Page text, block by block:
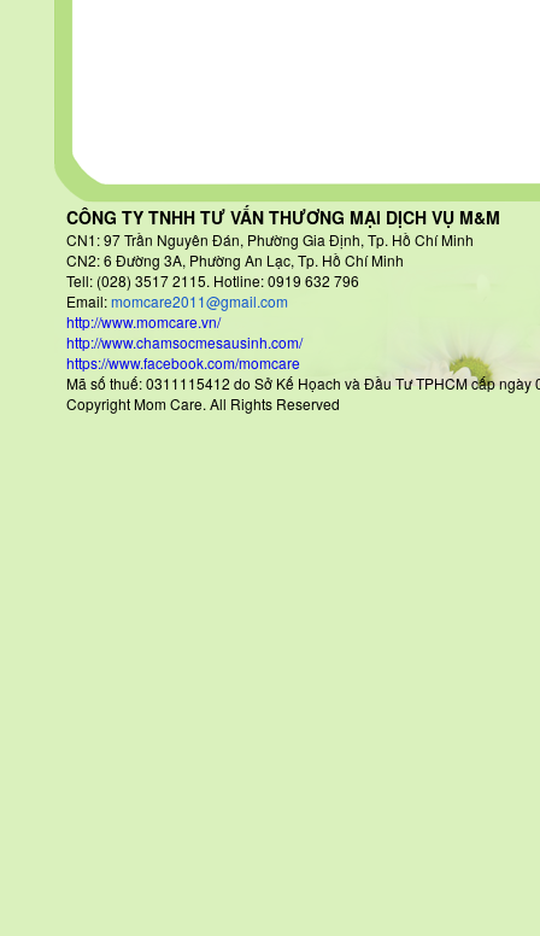
CÔNG TY TNHH TƯ VẤN THƯƠNG MẠI DỊCH VỤ M&M
CN1: 97 Trần Nguyên Đán, Phường Gia Định, Tp. Hồ Chí Minh
CN2: 6 Đường 3A, Phường An Lạc, Tp. Hồ Chí Minh
Tell: (028) 3517 2115. Hotline: 0919 632 796
Email:momcare2011@gmail.com
http://www.momcare.vn/
http://www.chamsocmesausinh.com/
https://www.facebook.com/momcare
Mã số thuế: 0311115412 do Sở Kế Họach và Đầu Tư TPHCM
Copyright Mom Care. All Rights Reserved